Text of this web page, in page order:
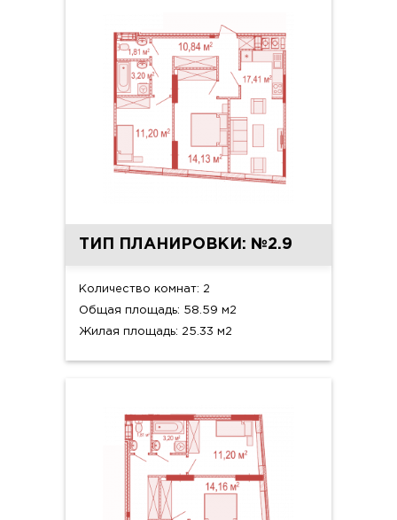
ТИП ПЛАНИРОВКИ: №2.9
Количество комнат: 2
Общая площадь: 58.59 м2
Жилая площадь: 25.33 м2